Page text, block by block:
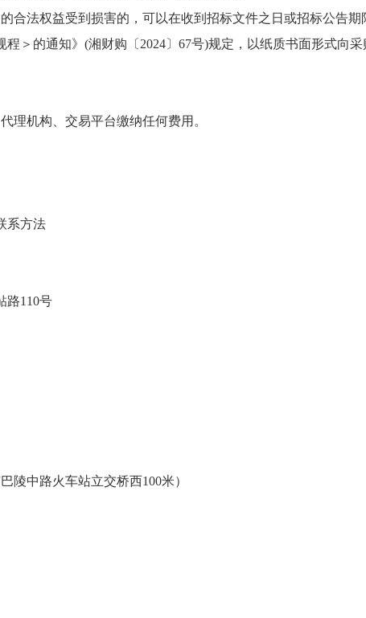
合法权益受到损害的，可以在收到招标文件之日或招标公告
＞的通知》(湘财购〔2024〕67号)规定，以纸质书面形式向采
理机构、交易平台缴纳任何费用。
系方法
路110号
陵中路火车站立交桥西100米）